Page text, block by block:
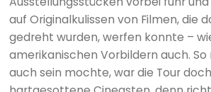
auf Originalkulissen von Filmen, die
gedreht wurden, werfen konnte –
amerikanischen Vorbildern auch.
auch sein mochte, war die Tour